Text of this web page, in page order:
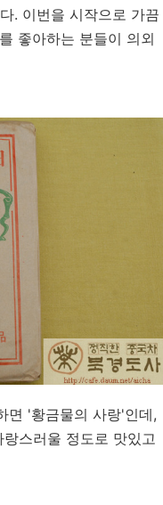
. 이번을 시작으로 가끔
좋아하는 분들이 의외
면 '황금물의 사랑'인데,
스러울 정도로 맛있고